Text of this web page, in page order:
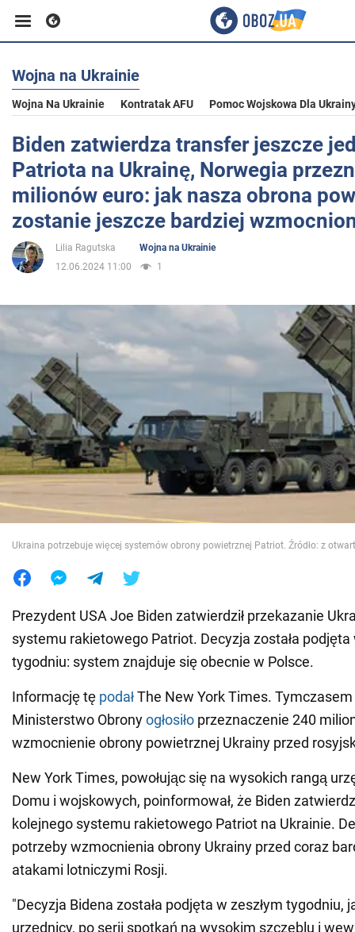
Biznes
Sport
Rozrywka
Życie
Społeczeństwo
Wojna na Ukrainie
Świat
Jedzenie
Wojna na Ukrainie
Wojna Na Ukrainie Kontratak AFU Pomoc Wojskowa Dla
Biden zatwierdza transfer jeszcze
Patriota na Ukrainę, Norwegia
milionów euro: jak nasza obrona
zostanie jeszcze bardziej
Lilia Ragutska
Wojna na Ukrainie
12.06.2024 11:00
1
Ukraina potrzebuje więcej systemów obrony powietrznej Patriot. Źródło: z
Prezydent USA Joe Biden zatwierdził przekazanie
systemu rakietowego Patriot. Decyzja została podjęta
tygodniu: system znajduje się obecnie w Polsce.
Informację tę podałThe New York Times.
Ministerstwo Obronyogłosiło przeznaczenie 240
wzmocnienie obrony powietrznej Ukrainy przed
New York Times, powołując się na wysokich rangą
Domu i wojskowych, poinformował, że Biden
kolejnego systemu rakietowego Patriot na Ukrainie.
potrzeby wzmocnienia obrony Ukrainy przed coraz
atakami lotniczymi Rosji.
"Decyzja Bidena została podjęta w zeszłym tygodniu,
urzędnicy, po serii spotkań na wysokim szczeblu i